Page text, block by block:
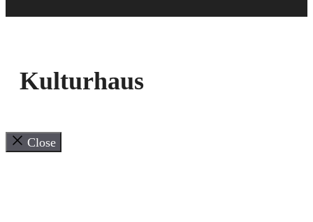
Kulturhaus
Close